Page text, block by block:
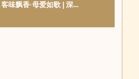
客味飘香·母爱如歌 | 深...